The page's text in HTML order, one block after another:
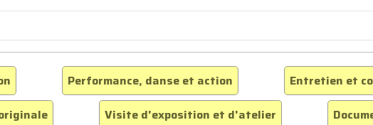
Performance, danse et action
Entretien et
Visite d'exposition et d'atelier